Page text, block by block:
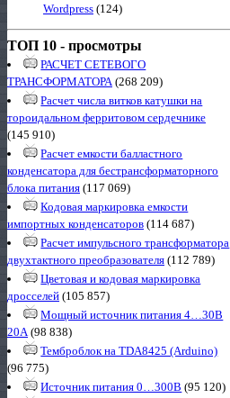
Wordpress (124)
ТОП 10 - просмотры
РАСЧЕТ СЕТЕВОГО
ТРАНСФОРМАТОРА(268 209)
Расчет числа витков катушки на
тороидальном ферритовом сердечнике
(145 910)
Расчет емкости балластного
конденсатора для бестрансформаторного
блока питания (117 069)
Кодовая маркировка емкости
импортных конденсаторов (114 687)
Расчет импульсного трансформатора
двухтактного преобразователя (112 789)
Цветовая и кодовая маркировка
дросселей (105 857)
Мощный источник питания 4…30В
20А(98 838)
Темброблок на TDA8425 (Arduino)
(96 775)
Источник питания 0…300В (95 120)